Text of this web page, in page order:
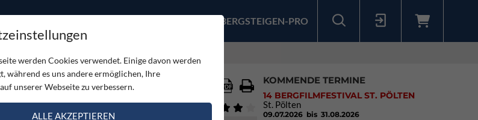
BERGSTEIGEN-PRO
KOMMENDE TERMINE
14 BERGFILMFESTIVAL ST. PÖLTEN
St. Pölten
09.07.2026 bis 31.08.2026
werden Cookies verwendet. Einige davon werden
während es uns andere ermöglichen, Ihre
unserer Webseite zu verbessern.
ALLE AKZEPTIEREN